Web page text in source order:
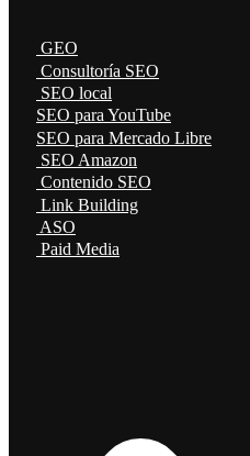
GEO
Consultoría SEO
SEO local
SEO para YouTube
SEO para Mercado Libre
SEO Amazon
Contenido SEO
Link Building
ASO
Paid Media